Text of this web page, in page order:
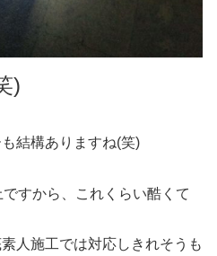
)
結構ありますね(笑)
すから、これくらい酷くて
人施工では対応しきれそうも